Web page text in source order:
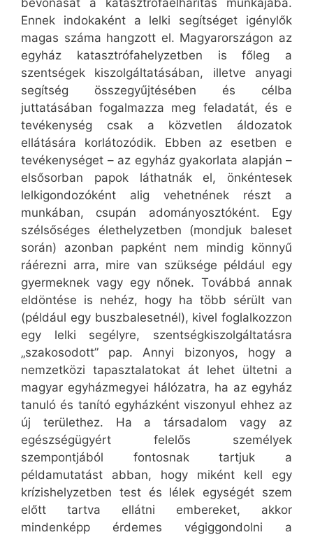
bevonását a katasztrófaelhárítás munkájába.
Ennek indokaként a lelki segítséget igénylők
magas száma hangzott el. Magyarországon az
egyház katasztrófahelyzetben is főleg a
szentségek kiszolgáltatásában, illetve anyagi
segítség összegyűjtésében és célba
juttatásában fogalmazza meg feladatát, és e
tevékenység csak a közvetlen áldozatok
ellátására korlátozódik. Ebben az esetben e
tevékenységet – az egyház gyakorlata alapján –
elsősorban papok láthatnák el, önkéntesek
lelkigondozóként alig vehetnének részt a
munkában, csupán adományosztóként. Egy
szélsőséges élethelyzetben (mondjuk baleset
során) azonban papként nem mindig könnyű
ráérezni arra, mire van szüksége például egy
gyermeknek vagy egy nőnek. Továbbá annak
eldöntése is nehéz, hogy ha több sérült van
(például egy buszbalesetnél), kivel foglalkozzon
egy lelki segélyre, szentségkiszolgáltatásra
„szakosodott” pap. Annyi bizonyos, hogy a
nemzetközi tapasztalatokat át lehet ültetni a
magyar egyházmegyei hálózatra, ha az egyház
tanuló és tanító egyházként viszonyul ehhez az
új területhez. Ha a társadalom vagy az
egészségügyért felelős személyek
szempontjából fontosnak tartjuk a
példamutatást abban, hogy miként kell egy
krízishelyzetben test és lélek egységét szem
előtt tartva ellátni embereket, akkor
mindenképp érdemes végiggondolni a